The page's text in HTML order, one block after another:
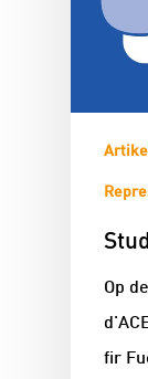
Op
fir